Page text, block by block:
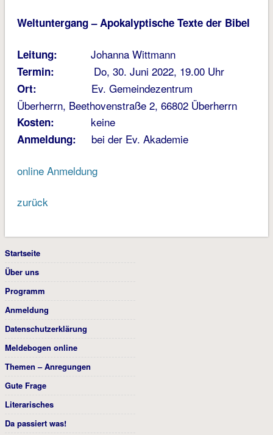
Weltuntergang – Apokalyptische Texte der Bibel
Leitung: Johanna Wittmann
Termin: Do, 30. Juni 2022, 19.00 Uhr
Ort: Ev. Gemeindezentrum
Überherrn, Beethovenstraße 2, 66802 Überherrn
Kosten: keine
Anmeldung: bei der Ev. Akademie
online Anmeldung
zurück
Startseite
Über uns
Programm
Anmeldung
Datenschutzerklärung
Meldebogen online
Themen – Anregungen
Gute Frage
Literarisches
Da passiert was!